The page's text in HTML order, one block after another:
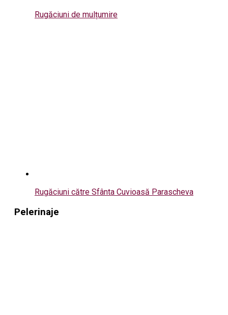
Rugăciuni de mulțumire
Rugăciuni către Sfânta Cuvioasă Parascheva
Pelerinaje